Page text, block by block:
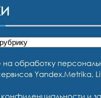
на обработку
Yandex.Metrika,
конфиденциальности и